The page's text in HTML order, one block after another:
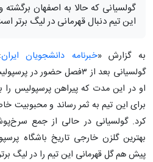
گولسیانی که حالا به اصفهان
این تیم دنبال قهرمانی در لیگ برتر
به گزارش «خبرنامه دانشجویان ایران
گولسیانی بعد از ۳‌فصل حضور
او در این مدت که پیراهن پرسپولیس
برای این تیم به ثمر رساند و محبوبیت
پیش هم گل قهرمانی این تیم را در لیگ